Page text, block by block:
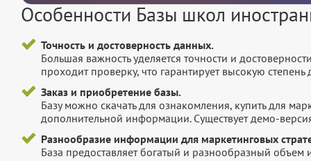
Особенности Базы школ
Точность и достоверность данных.
Большая важность уделяется точности и
проходит проверку, что гарантирует высокую
Заказ и приобретение базы.
Базу можно скачать для ознакомления, купить для
дополнительной информации. Существует демо-
Разнообразие информации для маркетинговых
База предоставляет богатый и разнообразный